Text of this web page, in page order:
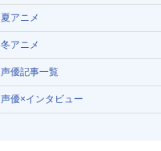
夏アニメ
冬アニメ
声優記事一覧
声優×インタビュー